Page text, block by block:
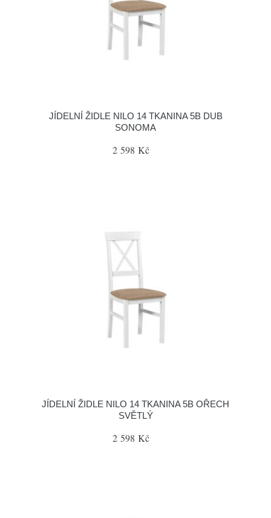
JÍDELNÍ ŽIDLE NILO 14 TKANINA 5B DUB
SONOMA
2 598 Kč
JÍDELNÍ ŽIDLE NILO 14 TKANINA 5B OŘECH
SVĚTLÝ
2 598 Kč